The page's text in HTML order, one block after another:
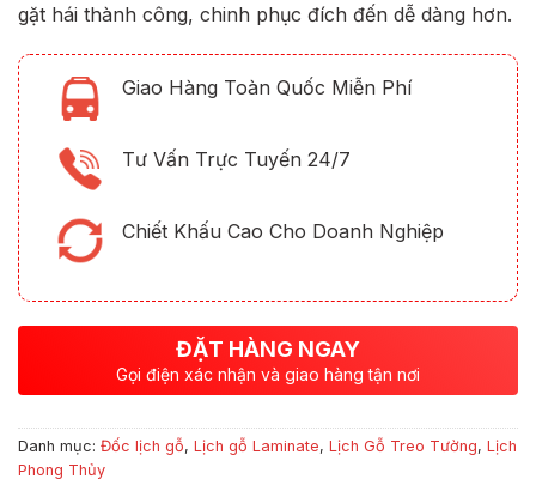
gặt hái thành công, chinh phục đích đến dễ dàng hơn.
Giao Hàng Toàn Quốc Miễn Phí
Tư Vấn Trực Tuyến 24/7
Chiết Khấu Cao Cho Doanh Nghiệp
ĐẶT HÀNG NGAY
Gọi điện xác nhận và giao hàng tận nơi
Danh mục: Đốc lịch gỗ, Lịch gỗ Laminate, Lịch Gỗ Treo Tường, Lịch
Phong Thủy